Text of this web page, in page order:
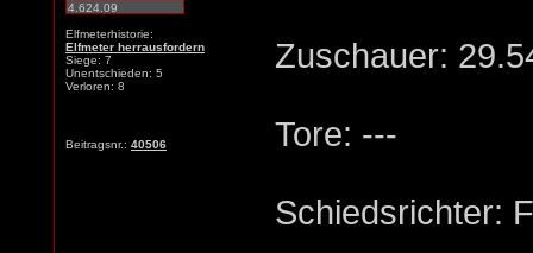
Elfmeterhistorie:
Elfmeter herrausfordern
Siege: 7
Unentschieden: 5
Verloren: 8
Beitragsnr.: 40506
Zuschauer:
Tore: ---
Schiedsrichter: